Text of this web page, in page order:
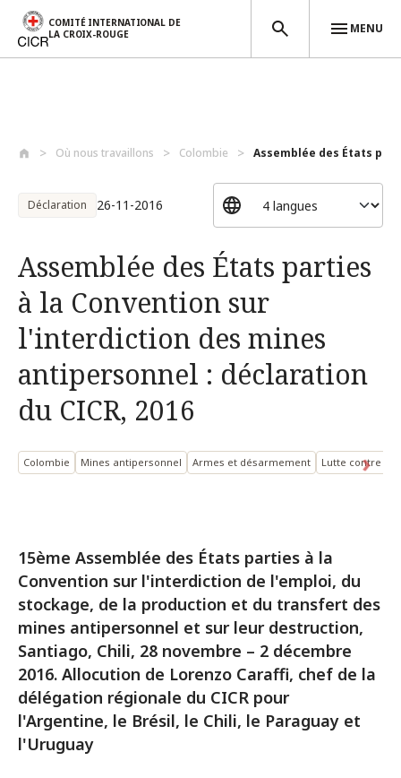
COMITÉ INTERNATIONAL DE
LA CROIX-ROUGE
MENU
Où nous travaillons Colombie Assemblée des États
Déclaration 26-11-2016
Assemblée des États parties
à la Convention sur
l'interdiction des mines
antipersonnel : déclaration
du CICR, 2016
Colombie Mines antipersonnel Armes et désarmement Lutte contre la
15ème Assemblée des États parties à la
Convention sur l'interdiction de l'emploi, du
stockage, de la production et du transfert des
mines antipersonnel et sur leur destruction,
Santiago, Chili, 28 novembre – 2 décembre
2016. Allocution de Lorenzo Caraffi, chef de la
délégation régionale du CICR pour
l'Argentine, le Brésil, le Chili, le Paraguay et
l'Uruguay